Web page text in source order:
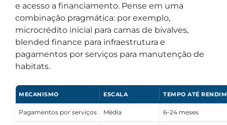
e acesso a financiamento. Pense em uma
combinação pragmática: por exemplo,
microcrédito inicial para camas de bivalves,
blended finance para infraestrutura e
pagamentos por serviços para manutenção de
habitats.
MECANISMO ESCALA TEMPO ATÉ
Pagamentos por serviços Média 6–24 meses